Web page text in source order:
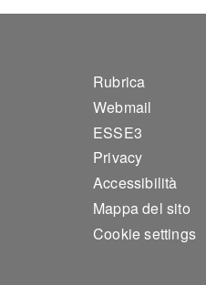
Footer 1
Rubrica
Webmail
ESSE3
Privacy
Accessibilità
Mappa del sito
Cookie settings